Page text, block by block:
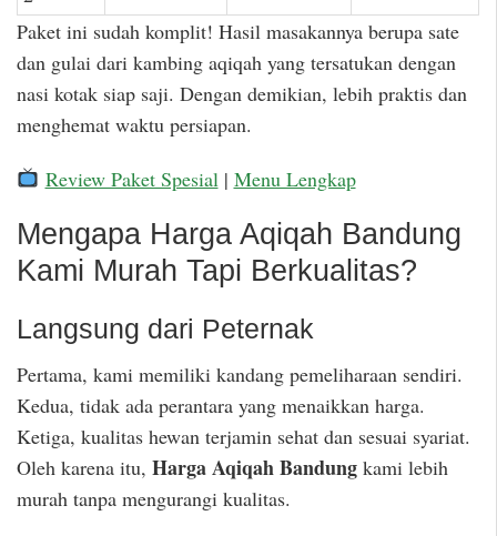
Paket ini sudah komplit! Hasil masakannya berupa sate
dan gulai dari kambing aqiqah yang tersatukan dengan
nasi kotak siap saji. Dengan demikian, lebih praktis dan
menghemat waktu persiapan.
Review Paket Spesial | Menu Lengkap
Mengapa Harga Aqiqah Bandung
Kami Murah Tapi Berkualitas?
Langsung dari Peternak
Pertama, kami memiliki kandang pemeliharaan sendiri.
Kedua, tidak ada perantara yang menaikkan harga.
Ketiga, kualitas hewan terjamin sehat dan sesuai syariat.
Oleh karena itu, Harga Aqiqah Bandung kami lebih
murah tanpa mengurangi kualitas.